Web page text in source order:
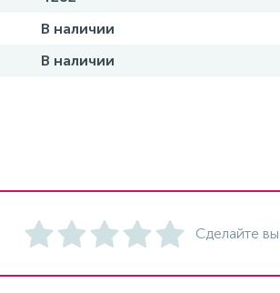
В наличии
В наличии
Сделайте